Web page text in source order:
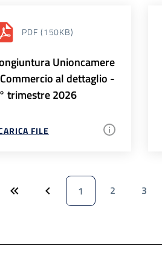
PDF (150KB)
Unioncamere
al dettaglio -
trimestre 2026
FILE
1 2 3